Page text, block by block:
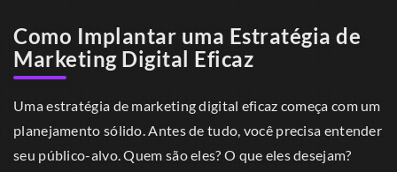
Como Implantar uma Estratégia de
Marketing Digital Eficaz
Uma estratégia de marketing digital eficaz começa com um
planejamento sólido. Antes de tudo, você precisa entender
seu público-alvo. Quem são eles? O que eles desejam?